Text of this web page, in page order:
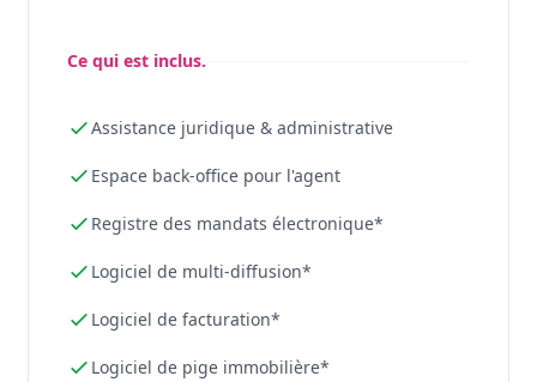
Ce qui est inclus.
Assistance juridique & administrative
Espace back-office pour l'agent
Registre des mandats électronique*
Logiciel de multi-diffusion*
Logiciel de facturation*
Logiciel de pige immobilière*